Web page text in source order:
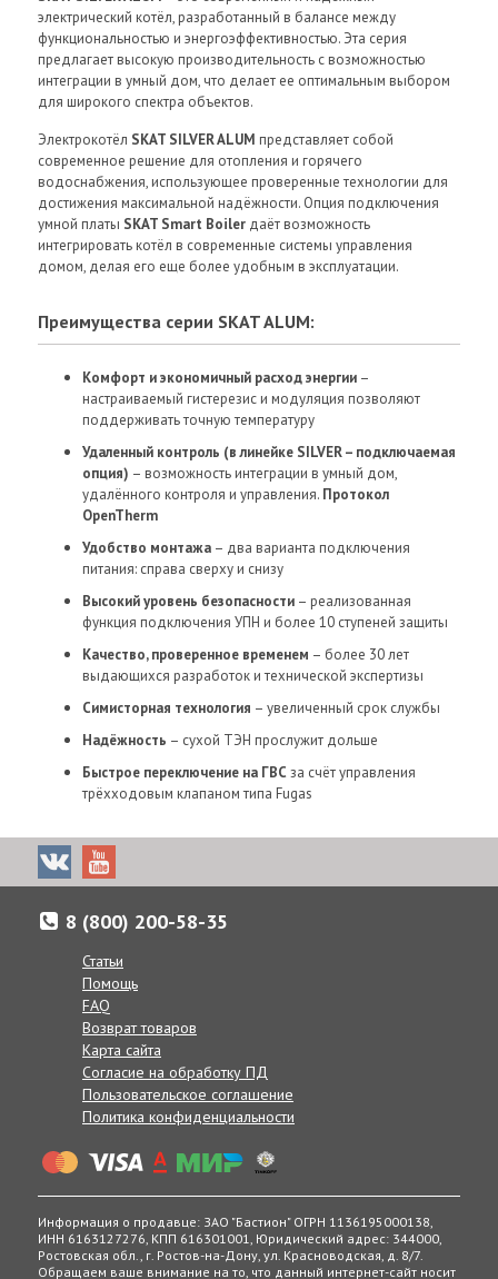
электрический котёл, разработанный в балансе между
функциональностью и энергоэффективностью. Эта серия
предлагает высокую производительность с возможностью
интеграции в умный дом, что делает ее оптимальным выбором
для широкого спектра объектов.
Электрокотёл SKAT SILVER ALUM представляет собой
современное решение для отопления и горячего
водоснабжения, использующее проверенные технологии для
достижения максимальной надёжности. Опция подключения
умной платы SKAT Smart Boiler даёт возможность
интегрировать котёл в современные системы управления
домом, делая его еще более удобным в эксплуатации.
Преимущества серии SKAT ALUM:
Комфорт и экономичный расход энергии –
настраиваемый гистерезис и модуляция позволяют
поддерживать точную температуру
Удаленный контроль (в линейке SILVER – подключаемая
опция) – возможность интеграции в умный дом,
удалённого контроля и управления. Протокол
OpenTherm
Удобство монтажа – два варианта подключения
питания: справа сверху и снизу
Высокий уровень безопасности – реализованная
функция подключения УПН и более 10 ступеней защиты
Качество, проверенное временем – более 30 лет
выдающихся разработок и технической экспертизы
Симисторная технология – увеличенный срок службы
Надёжность – сухой ТЭН прослужит дольше
Быстрое переключение на ГВСза счёт управления
трёхходовым клапаном типа Fugas
8 (800) 200-58-35
Статьи
Помощь
FAQ
Возврат товаров
Карта сайта
Согласие на обработку ПД
Пользовательское соглашение
Политика конфиденциальности
Информация о продавце: ЗАО "Бастион" ОГРН 1136195000138,
ИНН 6163127276, КПП 616301001, Юридический адрес: 344000,
Ростовская обл., г. Ростов-на-Дону, ул. Красноводская, д. 8/7.
Обращаем ваше внимание на то, что данный интернет-сайт носит